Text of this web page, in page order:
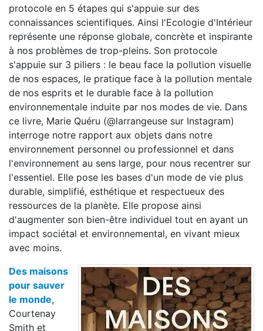
protocole en 5 étapes qui s'appuie sur des
connaissances scientifiques. Ainsi l'Ecologie d'Intérieur
représente une réponse globale, concrète et inspirante
à nos problèmes de trop-pleins. Son protocole
s'appuie sur 3 piliers : le beau face la pollution visuelle
de nos espaces, le pratique face à la pollution mentale
de nos esprits et le durable face à la pollution
environnementale induite par nos modes de vie. Dans
ce livre, Marie Quéru (@larrangeuse sur Instagram)
interroge notre rapport aux objets dans notre
environnement personnel ou professionnel et dans
l'environnement au sens large, pour nous recentrer sur
l'essentiel. Elle pose les bases d'un mode de vie plus
durable, simplifié, esthétique et respectueux des
ressources de la planète. Elle propose ainsi
d'augmenter son bien-être individuel tout en ayant un
impact sociétal et environnemental, en vivant mieux
avec moins.
Des maisons
pour sauver
le monde,
Courtenay
Smith et